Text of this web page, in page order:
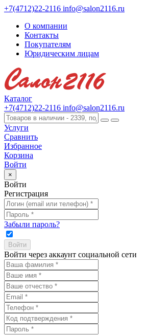
+7(4712)22-2116 info@salon2116.ru
О компании
Контакты
Покупателям
Юридическим лицам
Каталог
+7(4712)22-2116 info@salon2116.ru
Услуги
Сравнить
Избранное
Корзина
Войти
×
Войти
Регистрация
Забыли пароль?
Войти через аккаунт социальной сети